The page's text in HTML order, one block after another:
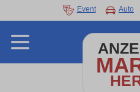
Event Auto